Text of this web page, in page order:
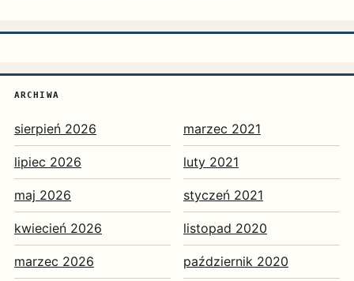
ARCHIWA
sierpień 2026
lipiec 2026
maj 2026
kwiecień 2026
marzec 2026
marzec 2021
luty 2021
styczeń 2021
listopad 2020
październik 2020